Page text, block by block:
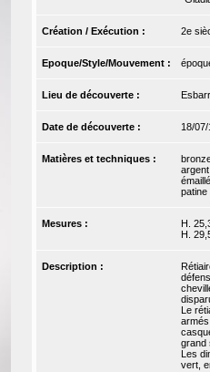
Création / Exécution : 2e
Epoque/Style/Mouvement :
Lieu de découverte :
Date de découverte : 18/
Matières et techniques :
argent
émaillé
patine
Mesures :
H.
H.
Description :
Le
grand
Les
vert,